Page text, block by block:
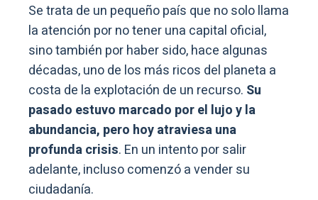
Se trata de un pequeño país que no solo llama
la atención por no tener una capital oficial,
sino también por haber sido, hace algunas
décadas, uno de los más ricos del planeta a
costa de la explotación de un recurso. Su
pasado estuvo marcado por el lujo y la
abundancia, pero hoy atraviesa una
profunda crisis. En un intento por salir
adelante, incluso comenzó a vender su
ciudadanía.